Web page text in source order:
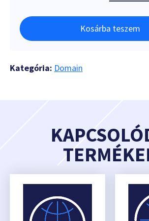
Kosárba teszem
Kategória: Domain